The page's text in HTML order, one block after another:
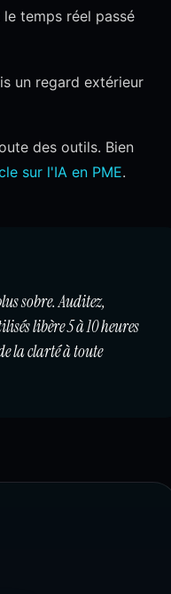
le temps réel passé
un regard extérieur
des outils. Bien
sur l'IA en PME.
sobre. Auditez,
libère 5 à 10 heures
la clarté à toute